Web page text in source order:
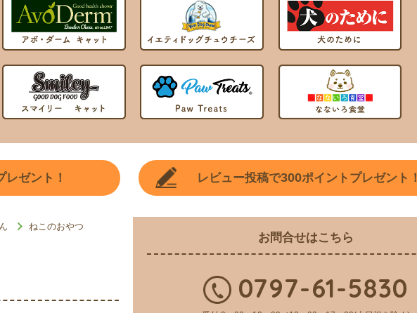
レゼント！ レビュー投稿で300ポイントプレゼント！
ねこのおやつ
お問合せはこちら
0797-61-5830